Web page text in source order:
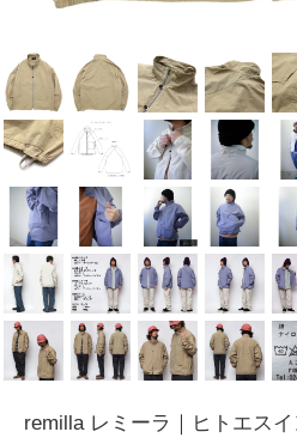
remilla レミーラ｜ヒトエス